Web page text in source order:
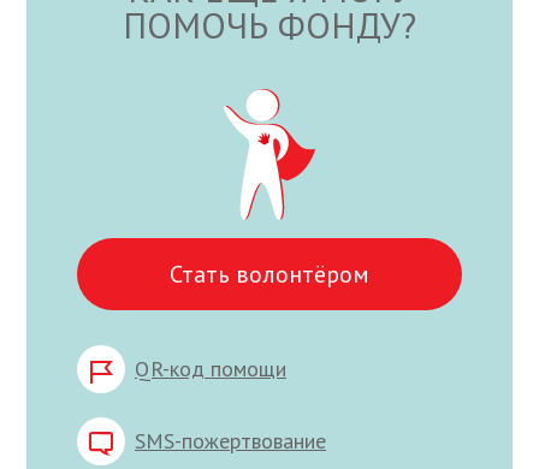
ПОМОЧЬ ФОНДУ?
Стать волонтёром
QR-код помощи
SMS-пожертвование